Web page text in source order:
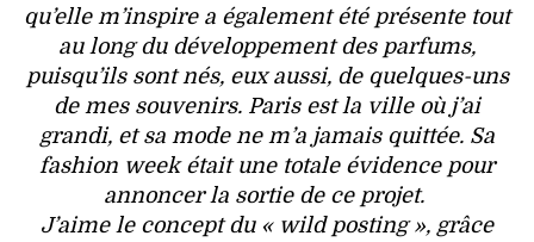
qu’elle m’inspire a également été présente tout
au long du développement des parfums,
puisqu’ils sont nés, eux aussi, de quelques-uns
de mes souvenirs. Paris est la ville où j’ai
grandi, et sa mode ne m’a jamais quittée. Sa
fashion week était une totale évidence pour
annoncer la sortie de ce projet.
J’aime le concept du « wild posting », grâce